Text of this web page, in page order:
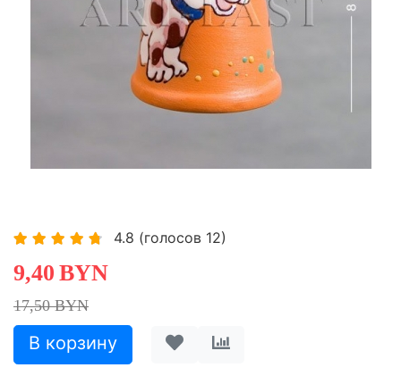
4.8 (голосов 12)
9,40 BYN
17,50 BYN